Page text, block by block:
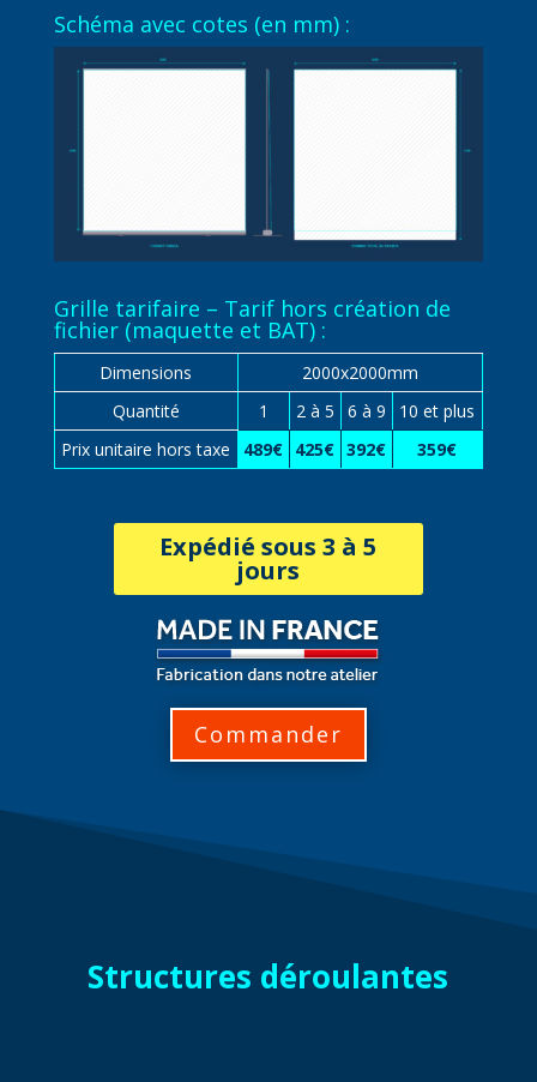
Schéma avec cotes (en mm) :
Grille tarifaire – Tarif hors création de
fichier (maquette et BAT) :
Dimensions
2000x2000mm
Quantité
1 2 à 5 6 à 9
10 et plus
Prix unitaire hors taxe
489€ 425€ 392€ 359€
Expédié sous 3 à 5
jours
Commander
Structures déroulantes